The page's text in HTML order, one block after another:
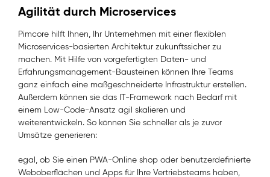
Agilität durch Microservices
Pimcore hilft Ihnen, Ihr Unternehmen mit einer flexiblen
Microservices-basierten Architektur zukunftssicher zu
machen. Mit Hilfe von vorgefertigten Daten- und
Erfahrungsmanagement-Bausteinen können Ihre Teams
ganz einfach eine maßgeschneiderte Infrastruktur erstellen.
Außerdem können sie das IT-Framework nach Bedarf mit
einem Low-Code-Ansatz agil skalieren und
weiterentwickeln. So können Sie schneller als je zuvor
Umsätze generieren:
egal, ob Sie einen PWA-Online shop oder benutzerdefinierte
Weboberflächen und Apps für Ihre Vertriebsteams haben,